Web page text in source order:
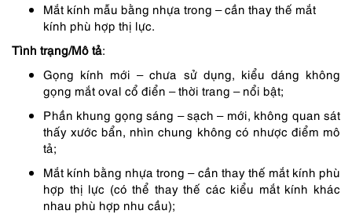
Mắt kính mẫu bằng nhựa trong – cần thay thế mắt
kính phù hợp thị lực.
Tình trạng/Mô tả:
Gọng kính mới – chưa sử dụng, kiểu dáng không
gọng mắt oval cổ điển – thời trang – nổi bật;
Phần khung gọng sáng – sạch – mới, không quan sát
thấy xước bẩn, nhìn chung không có nhược điểm mô
tả;
Mắt kính bằng nhựa trong – cần thay thế mắt kính phù
hợp thị lực (có thể thay thế các kiểu mắt kính khác
nhau phù hợp nhu cầu);